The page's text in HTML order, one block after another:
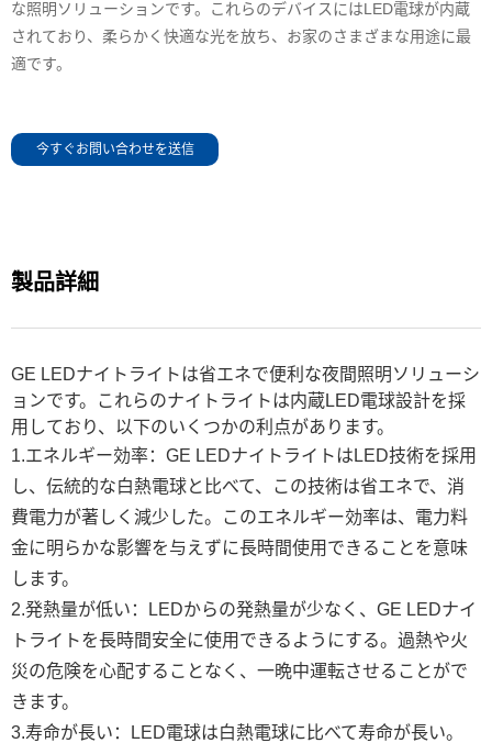
な照明ソリューションです。これらのデバイスにはLED電球が内蔵
されており、柔らかく快適な光を放ち、お家のさまざまな用途に最
適です。
今すぐお問い合わせを送信
製品詳細
GE LEDナイトライトは省エネで便利な夜間照明ソリューシ
ョンです。これらのナイトライトは内蔵LED電球設計を採
用しており、以下のいくつかの利点があります。
1.エネルギー効率：GE LEDナイトライトはLED技術を採用
し、伝統的な白熱電球と比べて、この技術は省エネで、消
費電力が著しく減少した。このエネルギー効率は、電力料
金に明らかな影響を与えずに長時間使用できることを意味
します。
2.発熱量が低い：LEDからの発熱量が少なく、GE LEDナイ
トライトを長時間安全に使用できるようにする。過熱や火
災の危険を心配することなく、一晩中運転させることがで
きます。
3.寿命が長い：LED電球は白熱電球に比べて寿命が長い。